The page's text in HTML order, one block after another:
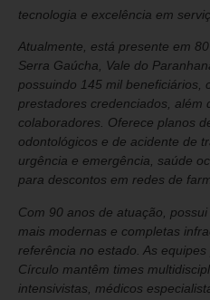
tecnologia e excelência em
Atualmente, está presente em
Serra Gaúcha, Vale do
possuindo 145 mil beneficiários,
prestadores credenciados, além
colaboradores. Oferece planos
odontológicos e de acidente de
urgência e emergência, saúde
para descontos em redes de
Com 90 anos de atuação,
mais modernas e completas
referência no estado. As
Círculo mantêm times
intensivistas, médicos